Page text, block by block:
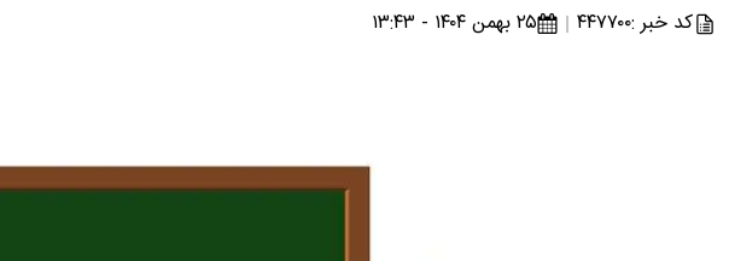
کد خبر :۴۴۷۷۰۰ ۲۵ بهمن ۱۴۰۴ - ۱۳:۴۳